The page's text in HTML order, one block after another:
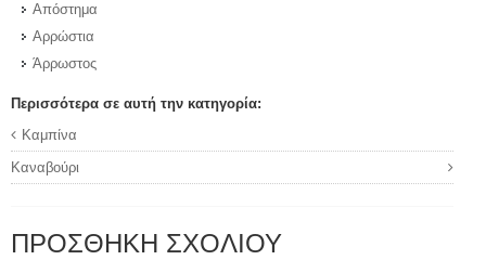
Απόστημα
Αρρώστια
Άρρωστος
Περισσότερα σε αυτή την κατηγορία:
Καμπίνα
Καναβούρι
ΠΡΟΣΘΉΚΗ ΣΧΟΛΊΟΥ